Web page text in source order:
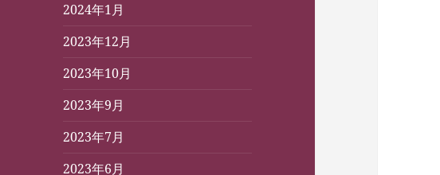
2024年1月
2023年12月
2023年10月
2023年9月
2023年7月
2023年6月